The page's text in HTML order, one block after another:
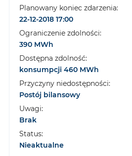
Planowany koniec zdarzenia:
22-12-2018 17:00
Ograniczenie zdolności:
390 MWh
Dostępna zdolność:
konsumpcji 460 MWh
Przyczyny niedostępności:
Postój bilansowy
Uwagi:
Brak
Status:
Nieaktualne